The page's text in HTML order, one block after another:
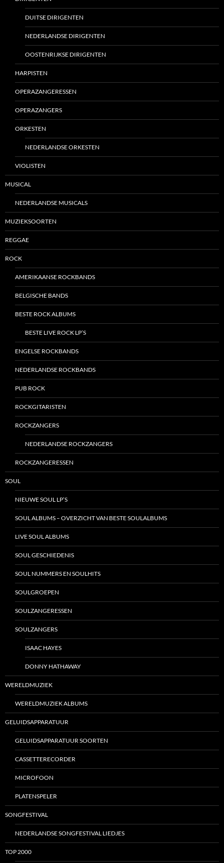
DUITSE DIRIGENTEN
NEDERLANDSE DIRIGENTEN
OOSTENRIJKSE DIRIGENTEN
HARPISTEN
OPERAZANGERESSEN
OPERAZANGERS
ORKESTEN
NEDERLANDSE ORKESTEN
VIOLISTEN
MUSICAL
NEDERLANDSE MUSICALS
MUZIEKSOORTEN
REGGAE
ROCK
AMERIKAANSE ROCKBANDS
BELGISCHE BANDS
BESTE ROCK ALBUMS
BESTE LIVE ROCK LP’S
ENGELSE ROCKBANDS
NEDERLANDSE ROCKBANDS
PUB ROCK
ROCKGITARISTEN
ROCKZANGERS
NEDERLANDSE ROCKZANGERS
ROCKZANGERESSEN
SOUL
NIEUWE SOUL LP’S
SOUL ALBUMS – OVERZICHT VAN BESTE SOULALBUMS
LIVE SOUL ALBUMS
SOUL GESCHIEDENIS
SOUL NUMMERS EN SOULHITS
SOULGROEPEN
SOULZANGERESSEN
SOULZANGERS
ISAAC HAYES
DONNY HATHAWAY
WERELDMUZIEK
WERELDMUZIEK ALBUMS
GELUIDSAPPARATUUR
GELUIDSAPPARATUUR SOORTEN
CASSETTERECORDER
MICROFOON
PLATENSPELER
SONGFESTIVAL
NEDERLANDSE SONGFESTIVAL LIEDJES
TOP 2000